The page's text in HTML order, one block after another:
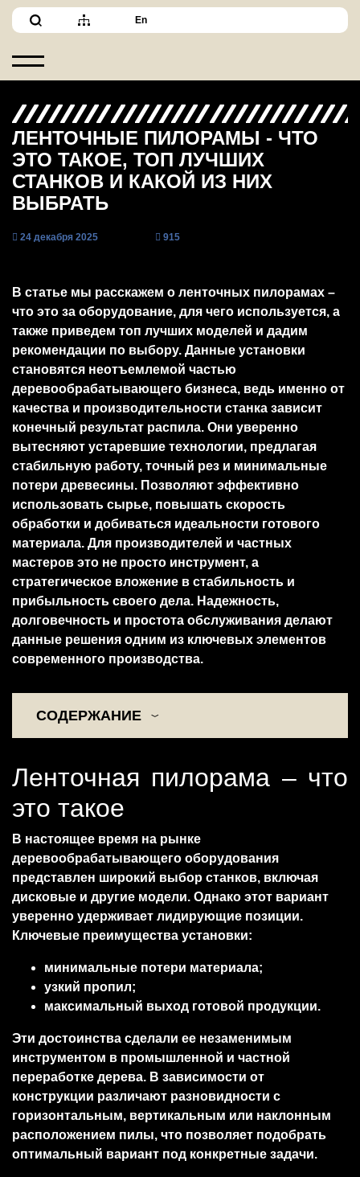
En
ЛЕНТОЧНЫЕ ПИЛОРАМЫ - ЧТО
ЭТО ТАКОЕ, ТОП ЛУЧШИХ
СТАНКОВ И КАКОЙ ИЗ НИХ
ВЫБРАТЬ
24 декабря 2025 915
В статье мы расскажем о ленточных пилорамах –
что это за оборудование, для чего используется, а
также приведем топ лучших моделей и дадим
рекомендации по выбору. Данные установки
становятся неотъемлемой частью
деревообрабатывающего бизнеса, ведь именно от
качества и производительности станка зависит
конечный результат распила. Они уверенно
вытесняют устаревшие технологии, предлагая
стабильную работу, точный рез и минимальные
потери древесины. Позволяют эффективно
использовать сырье, повышать скорость
обработки и добиваться идеальности готового
материала. Для производителей и частных
мастеров это не просто инструмент, а
стратегическое вложение в стабильность и
прибыльность своего дела. Надежность,
долговечность и простота обслуживания делают
данные решения одним из ключевых элементов
современного производства.
СОДЕРЖАНИЕ
Ленточная пилорама – что
это такое
В настоящее время на рынке
деревообрабатывающего оборудования
представлен широкий выбор станков, включая
дисковые и другие модели. Однако этот вариант
уверенно удерживает лидирующие позиции.
Ключевые преимущества установки:
минимальные потери материала;
узкий пропил;
максимальный выход готовой продукции.
Эти достоинства сделали ее незаменимым
инструментом в промышленной и частной
переработке дерева. В зависимости от
конструкции различают разновидности с
горизонтальным, вертикальным или наклонным
расположением пилы, что позволяет подобрать
оптимальный вариант под конкретные задачи.